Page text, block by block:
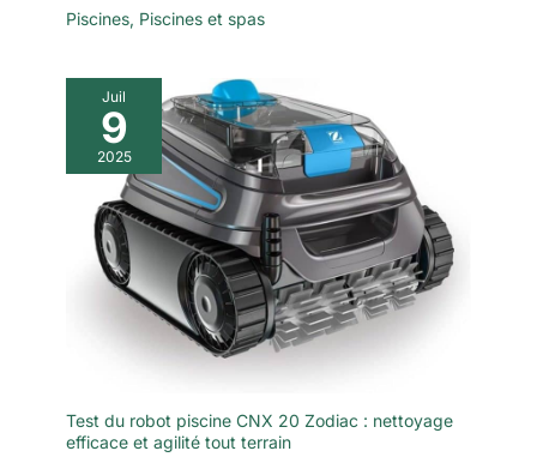
Piscines, Piscines et spas
Juil
9
2025
Test du robot piscine CNX 20 Zodiac : nettoyage
efficace et agilité tout terrain